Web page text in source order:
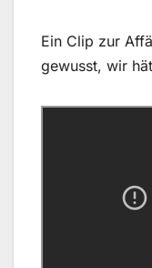
Ein Clip zur
gewusst, wir